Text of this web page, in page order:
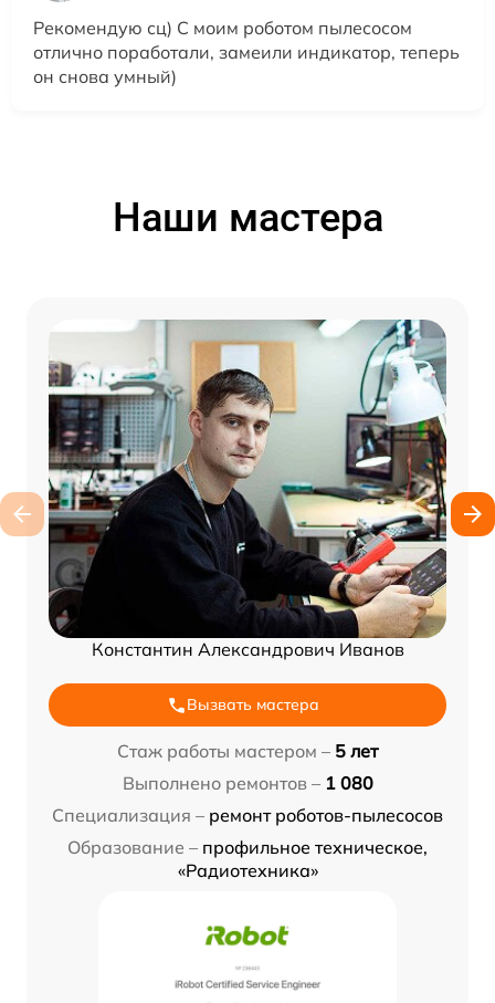
Рекомендую сц) С моим роботом пылесосом
отлично поработали, замеили индикатор, теперь
он снова умный)
Наши мастера
Константин Александрович Иванов
Вызвать мастера
Стаж работы мастером – 5 лет
Выполнено ремонтов – 1 080
Специализация – ремонт роботов-пылесосов
Образование – профильное техническое,
«Радиотехника»